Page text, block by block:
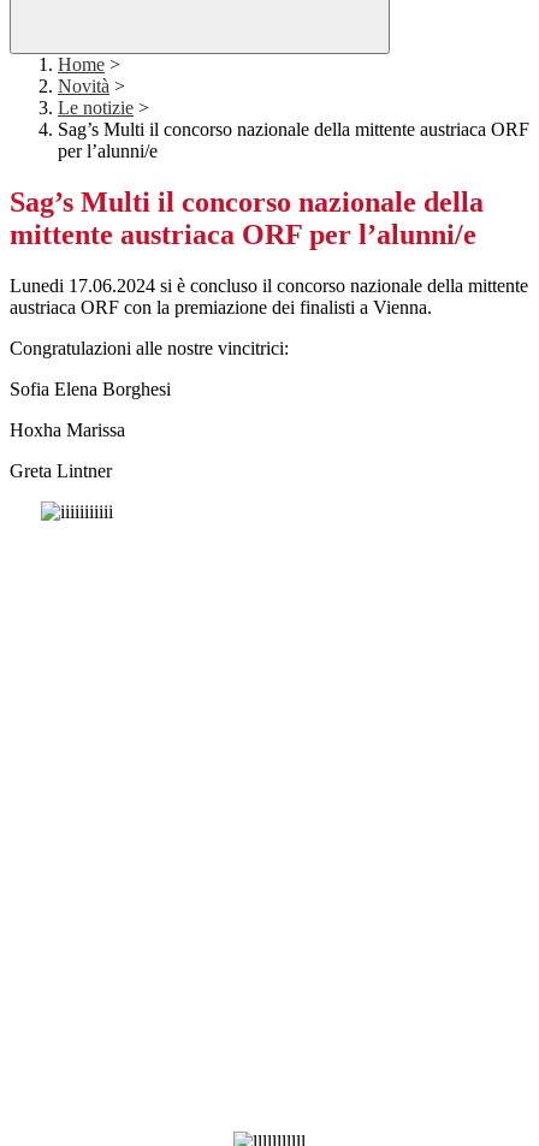
Home >
Novità >
Le notizie >
Sag’s Multi il concorso nazionale della mittente austriaca ORF
per l’alunni/e
Sag’s Multi il concorso nazionale della
mittente austriaca ORF per l’alunni/e
Lunedi 17.06.2024 si è concluso il concorso nazionale della mittente
austriaca ORF con la premiazione dei finalisti a Vienna.
Congratulazioni alle nostre vincitrici:
Sofia Elena Borghesi
Hoxha Marissa
Greta Lintner